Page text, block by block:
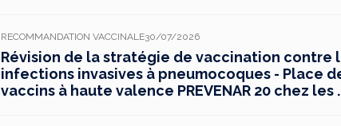
RECOMMANDATION VACCINALE30/07/2026
Révision de la stratégie de vaccination contre
infections invasives à pneumocoques - Place
vaccins à haute valence PREVENAR 20 chez les